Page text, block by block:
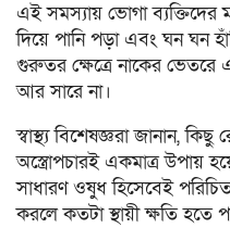
এই সমস্যায় ভোগা ব্যক্তিদের
দিয়ে পানি পড়া এবং ঘন ঘন
গুরুতর ক্ষেত্রে নাকের
আর সারে না।
স্বাস্থ্য বিশেষজ্ঞরা জানান, কিছু
অস্ত্রোপচারই একমাত্র উপায়
সাধারণ ওষুধ হিসেবেই
করলে কতটা স্থায়ী ক্ষতি হতে